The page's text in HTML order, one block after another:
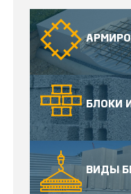
БЛОКИ
ВИДЫ